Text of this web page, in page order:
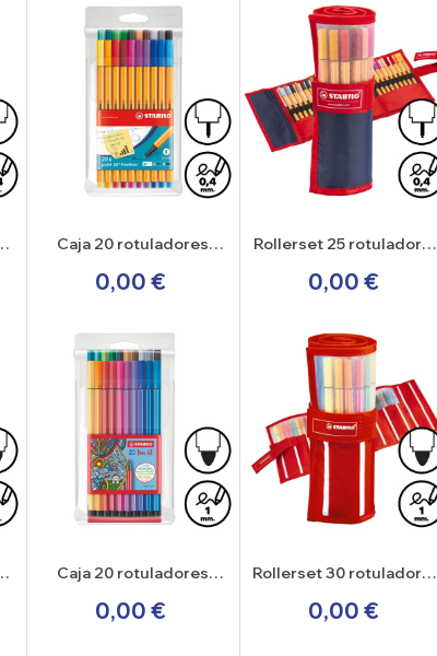
Caja 20 rotuladores
0,00 €
Rollerset 25 rotuladores
0,00 €
Caja 20 rotuladores
0,00 €
Rollerset 30 rotuladores
0,00 €